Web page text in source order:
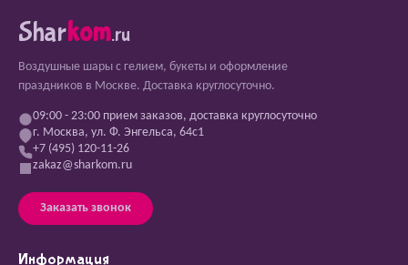
Sharkom.ru
Воздушные шары с гелием, букеты и оформление
праздников в Москве. Доставка круглосуточно.
09:00 - 23:00 прием заказов, доставка круглосуточно
г. Москва, ул. Ф. Энгельса, 64с1
+7 (495) 120-11-26
zakaz@sharkom.ru
Заказать звонок
Информация